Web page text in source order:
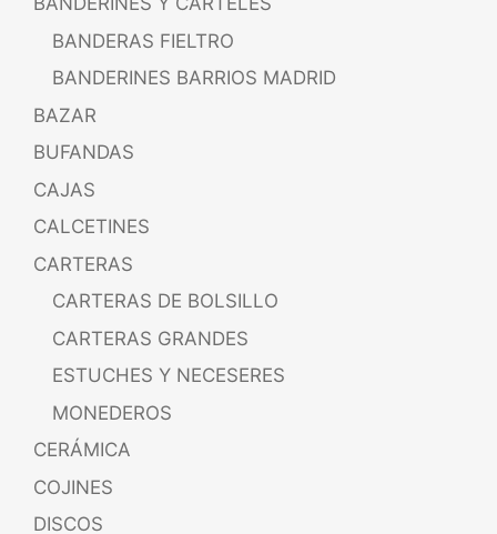
BANDERAS FIELTRO
BANDERINES BARRIOS MADRID
BAZAR
BUFANDAS
CAJAS
CALCETINES
CARTERAS
CARTERAS DE BOLSILLO
CARTERAS GRANDES
ESTUCHES Y NECESERES
MONEDEROS
CERÁMICA
COJINES
DISCOS